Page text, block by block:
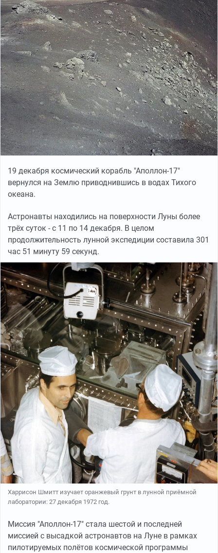
19 декабря космический корабль "Аполлон-17"
вернулся на Землю приводнившись в водах Тихого
океана.
Астронавты находились на поверхности Луны более
трёх суток - с 11 по 14 декабря. В целом
продолжительность лунной экспедиции составила 301
час 51 минуту 59 секунд.
Харрисон Шмитт изучает оранжевый грунт в лунной приёмной
лаборатории: 27 декабря 1972 год.
Миссия "Аполлон-17" стала шестой и последней
миссией с высадкой астронавтов на Луне в рамках
пилотируемых полётов космической программы